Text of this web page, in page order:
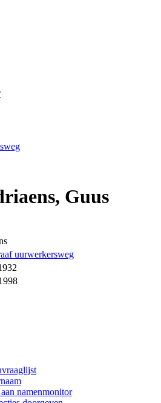
Guus
uurwerkersweg
namenmonitor